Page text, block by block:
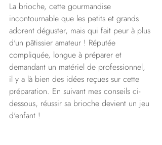
La brioche, cette gourmandise
incontournable que les petits et grands
adorent déguster, mais qui fait peur à plus
d'un pâtissier amateur ! Réputée
compliquée, longue à préparer et
demandant un matériel de professionnel,
il y a là bien des idées reçues sur cette
préparation. En suivant mes conseils ci-
dessous, réussir sa brioche devient un jeu
d'enfant !